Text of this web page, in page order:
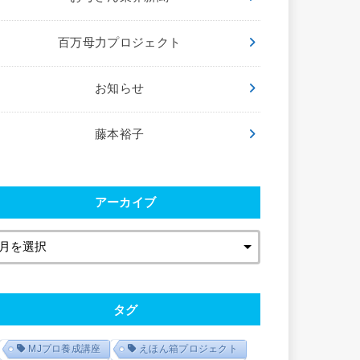
百万母力プロジェクト
お知らせ
藤本裕子
アーカイブ
タグ
MJプロ養成講座 えほん箱プロジェクト